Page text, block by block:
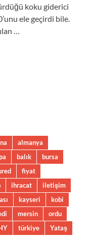
koku giderici
ele geçirdi bile.
…
almanya
balık
bursa
fiyat
ihracat
iletişim
kayseri
kobi
mersin
ordu
türkiye Yataş